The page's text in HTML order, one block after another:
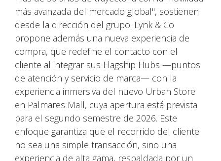
más avanzada del mercado global", sostienen
desde la dirección del grupo. Lynk & Co
propone además una nueva experiencia de
compra, que redefine el contacto con el
cliente al integrar sus Flagship Hubs —puntos
de atención y servicio de marca— con la
experiencia inmersiva del nuevo Urban Store
en Palmares Mall, cuya apertura está prevista
para el segundo semestre de 2026. Este
enfoque garantiza que el recorrido del cliente
no sea una simple transacción, sino una
experiencia de alta gama, respaldada por un